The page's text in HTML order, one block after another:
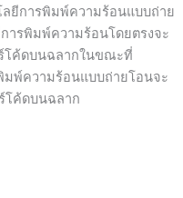
ยีการพิมพ์ความร้อนแบบถ่าย
ารพิมพ์ความร้อนโดยตรงจะ
โค้ดบนฉลากในขณะที่
มพ์ความร้อนแบบถ่ายโอนจะ
โค้ดบนฉลาก